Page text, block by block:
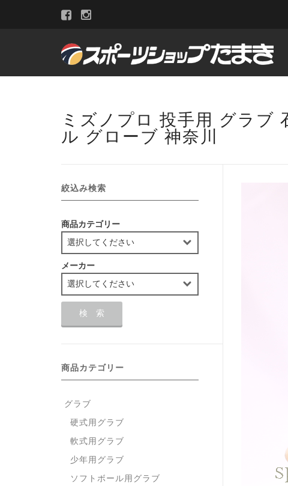
ミズノプロ 投手用 グラブ
ル グローブ 神奈川
絞込み検索
商品カテゴリー
メーカー
商品カテゴリー
グラブ
硬式用グラブ
軟式用グラブ
少年用グラブ
ソフトボール用グラブ